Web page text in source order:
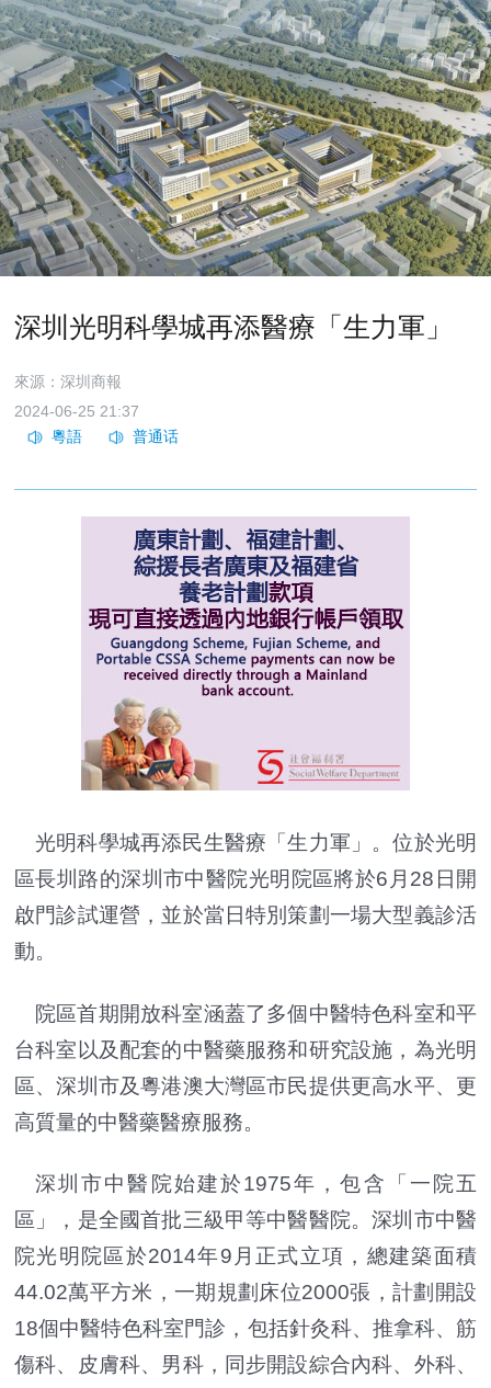
深圳光明科學城再添醫療「生力軍」
來源：深圳商報
2024-06-25 21:37
光明科學城再添民生醫療「生力軍」。位於光明
區長圳路的深圳市中醫院光明院區將於6月28日開
啟門診試運營，並於當日特別策劃一場大型義診活
動。
院區首期開放科室涵蓋了多個中醫特色科室和平
台科室以及配套的中醫藥服務和研究設施，為光明
區、深圳市及粵港澳大灣區市民提供更高水平、更
高質量的中醫藥醫療服務。
深圳市中醫院始建於1975年，包含「一院五
區」，是全國首批三級甲等中醫醫院。深圳市中醫
院光明院區於2014年9月正式立項，總建築面積
44.02萬平方米，一期規劃床位2000張，計劃開設
18個中醫特色科室門診，包括針灸科、推拿科、筋
傷科、皮膚科、男科，同步開設綜合內科、外科、